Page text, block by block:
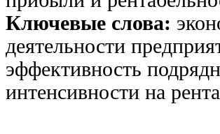
Ключевые слова:
деятельности
эффективность
интенсивности на